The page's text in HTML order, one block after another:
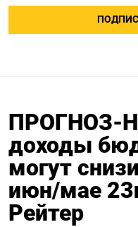
ПРОГНОЗ-
доходы
могут
июн/мае
Рейтер